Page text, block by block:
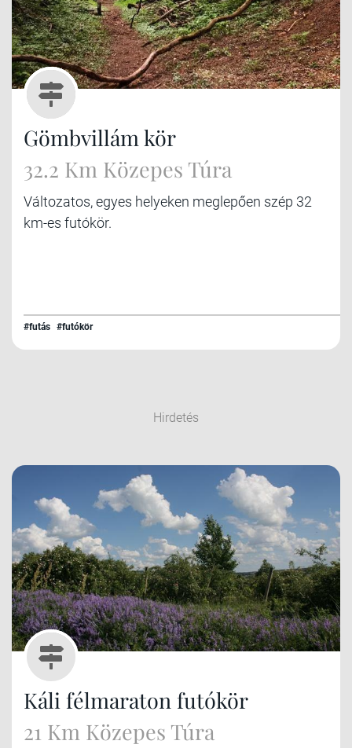
Gömbvillám kör
32.2 Km Közepes Túra
Változatos, egyes helyeken meglepően szép 32
km-es futókör.
#futás #futókör
Hirdetés
Káli félmaraton futókör
21 Km Közepes Túra